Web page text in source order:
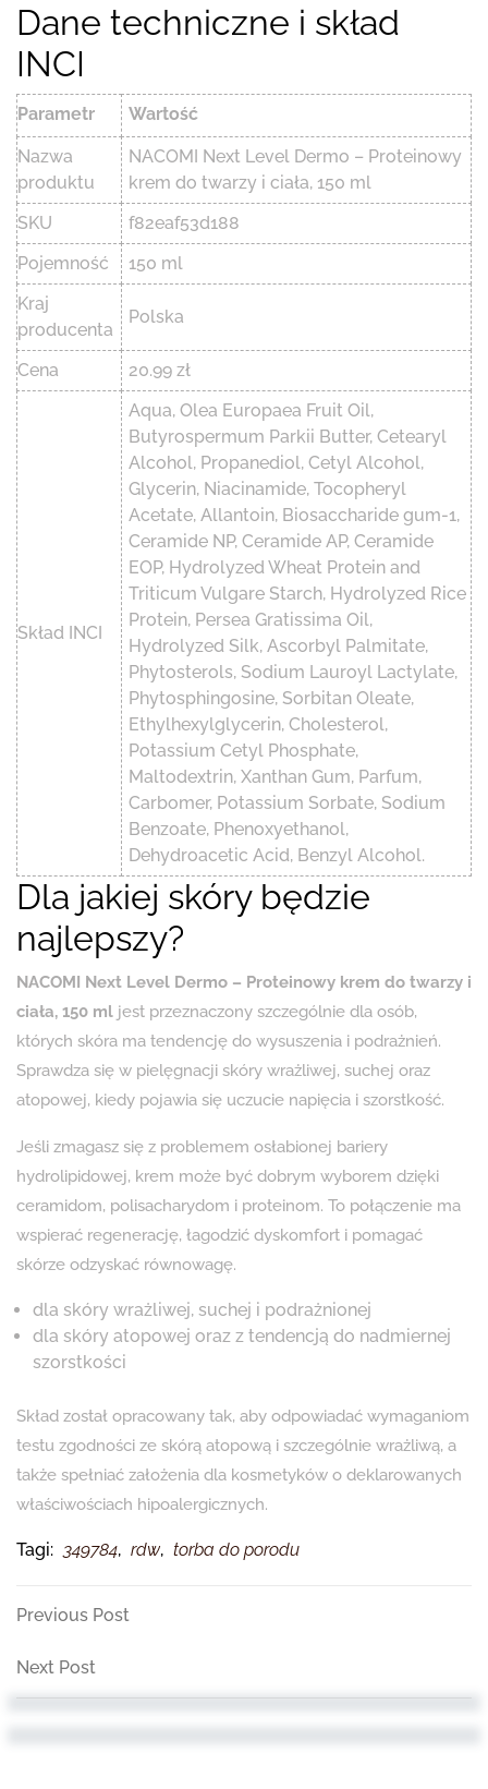
Dane techniczne i skład
INCI
Parametr Wartość
Nazwa
produktu
NACOMI Next Level Dermo – Proteinowy
krem do twarzy i ciała, 150 ml
SKU
f82eaf53d188
Pojemność
150 ml
Kraj
producenta
Polska
Cena 20.99 zł
Skład INCI
Aqua, Olea Europaea Fruit Oil,
Butyrospermum Parkii Butter, Cetearyl
Alcohol, Propanediol, Cetyl Alcohol,
Glycerin, Niacinamide, Tocopheryl
Acetate, Allantoin, Biosaccharide gum-1,
Ceramide NP, Ceramide AP, Ceramide
EOP, Hydrolyzed Wheat Protein and
Triticum Vulgare Starch, Hydrolyzed Rice
Protein, Persea Gratissima Oil,
Hydrolyzed Silk, Ascorbyl Palmitate,
Phytosterols, Sodium Lauroyl Lactylate,
Phytosphingosine, Sorbitan Oleate,
Ethylhexylglycerin, Cholesterol,
Potassium Cetyl Phosphate,
Maltodextrin, Xanthan Gum, Parfum,
Carbomer, Potassium Sorbate, Sodium
Benzoate, Phenoxyethanol,
Dehydroacetic Acid, Benzyl Alcohol.
Dla jakiej skóry będzie
najlepszy?
NACOMI Next Level Dermo – Proteinowy krem do twarzy i
ciała, 150 ml jest przeznaczony szczególnie dla osób,
których skóra ma tendencję do wysuszenia i podrażnień.
Sprawdza się w pielęgnacji skóry wrażliwej, suchej oraz
atopowej, kiedy pojawia się uczucie napięcia i szorstkość.
Jeśli zmagasz się z problemem osłabionej bariery
hydrolipidowej, krem może być dobrym wyborem dzięki
ceramidom, polisacharydom i proteinom. To połączenie ma
wspierać regenerację, łagodzić dyskomfort i pomagać
skórze odzyskać równowagę.
dla skóry wrażliwej, suchej i podrażnionej
dla skóry atopowej oraz z tendencją do nadmiernej
szorstkości
Skład został opracowany tak, aby odpowiadać wymaganiom
testu zgodności ze skórą atopową i szczególnie wrażliwą, a
także spełniać założenia dla kosmetyków o deklarowanych
właściwościach hipoalergicznych.
Tagi: 349784, rdw, torba do porodu
Nawigacja
wpisu
Previous
Previous Post
Next
Next Post